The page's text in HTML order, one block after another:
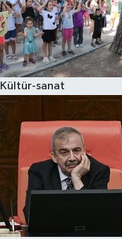
Kültür-sanat